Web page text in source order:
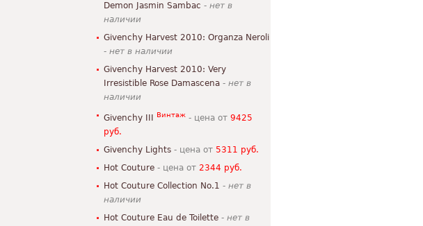
Demon Jasmin Sambac - нет в
наличии
Givenchy Harvest 2010: Organza Neroli
- нет в наличии
Givenchy Harvest 2010: Very
Irresistible Rose Damascena - нет в
наличии
Givenchy III Винтаж - цена от 9425
руб.
Givenchy Lights - цена от 5311 руб.
Hot Couture - цена от 2344 руб.
Hot Couture Collection No.1 - нет в
наличии
Hot Couture Eau de Toilette - нет в